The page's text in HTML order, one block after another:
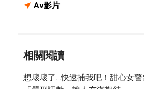
Av影片
相關閱讀
想壞壞了…快逮捕我吧！甜心女